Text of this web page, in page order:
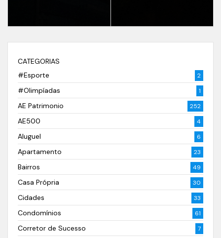
CATEGORIAS
#Esporte
2
#Olimpíadas 1
AE Patrimonio 252
AE500 4
Aluguel 6
Apartamento 23
Bairros 49
Casa Própria 30
Cidades 33
Condomínios 61
Corretor de Sucesso 7